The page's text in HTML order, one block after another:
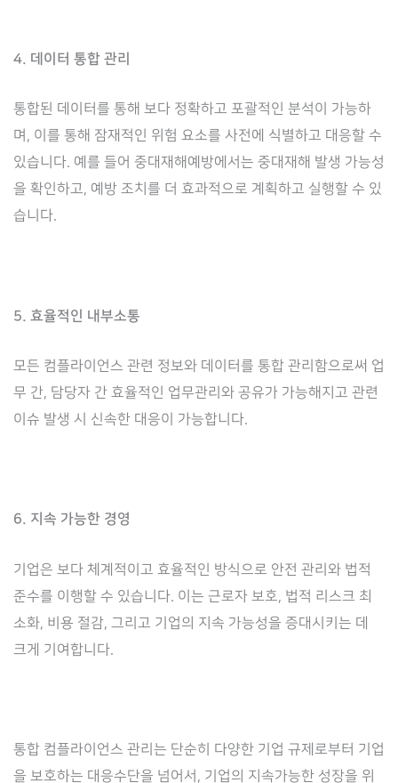
4. 데이터 통합 관리
통합된 데이터를 통해 보다 정확하고 포괄적인 분석이 가능하
며, 이를 통해 잠재적인 위험 요소를 사전에 식별하고 대응할 수
있습니다. 예를 들어 중대재해예방에서는 중대재해 발생 가능성
을 확인하고, 예방 조치를 더 효과적으로 계획하고 실행할 수 있
습니다.
5. 효율적인 내부소통
모든 컴플라이언스 관련 정보와 데이터를 통합 관리함으로써 업
무 간, 담당자 간 효율적인 업무관리와 공유가 가능해지고 관련
이슈 발생 시 신속한 대응이 가능합니다.
6. 지속 가능한 경영
기업은 보다 체계적이고 효율적인 방식으로 안전 관리와 법적
준수를 이행할 수 있습니다. 이는 근로자 보호, 법적 리스크 최
소화, 비용 절감, 그리고 기업의 지속 가능성을 증대시키는 데
크게 기여합니다.
통합 컴플라이언스 관리는 단순히 다양한 기업 규제로부터 기업
을 보호하는 대응수단을 넘어서, 기업의 지속가능한 성장을 위